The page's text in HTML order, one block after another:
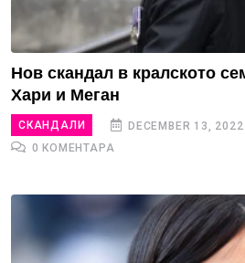
Нов скандал в кралското
Хари и Меган
СКАНДАЛИ DECEMBER 13, 2022
0 КОМЕНТАРА